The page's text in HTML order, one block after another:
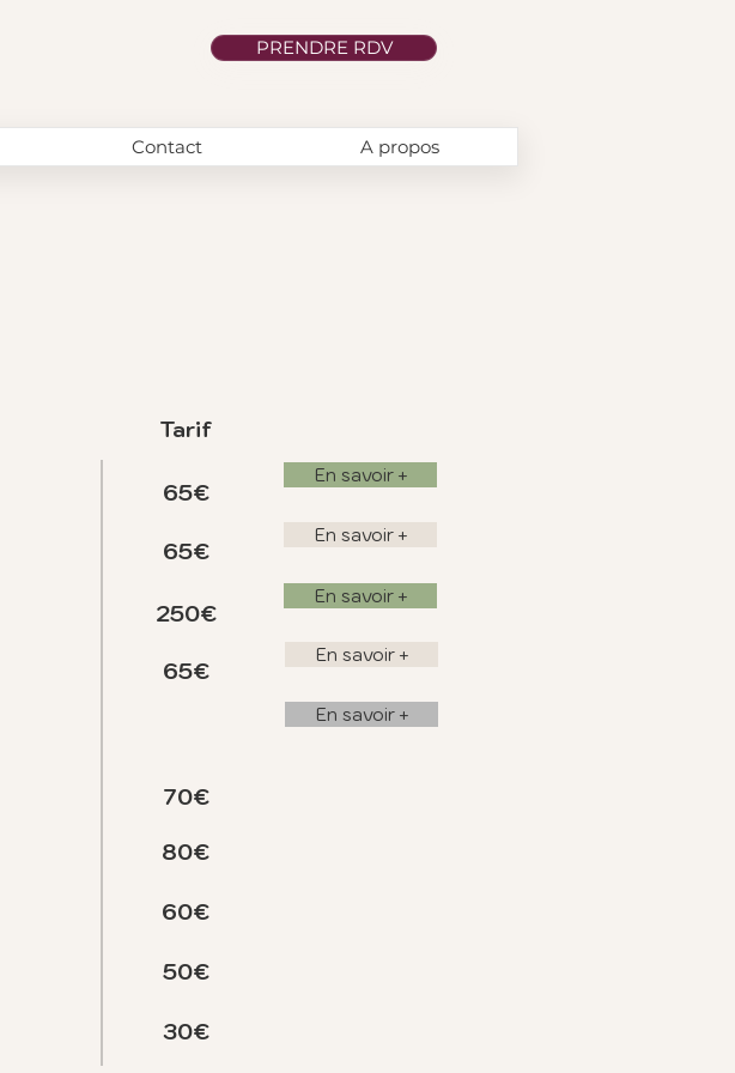
PRENDRE RDV
Contact A propos
Tarif
65€
En savoir +
65€
En savoir +
250€
65€
En savoir +
En savoir +
En savoir +
70€
80€
60€
50€
30€